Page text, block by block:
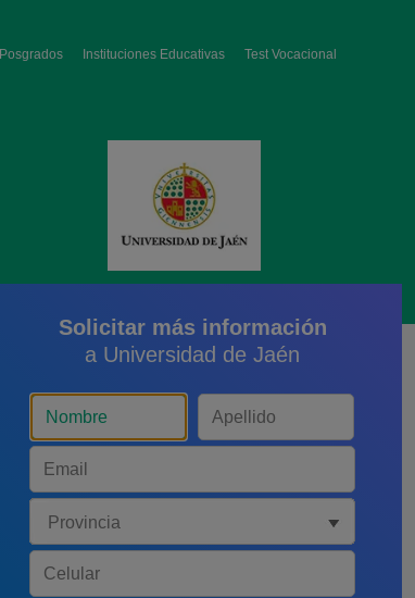
Posgrados Instituciones Educativas Test Vocacional
Solicitar más información
a Universidad de Jaén